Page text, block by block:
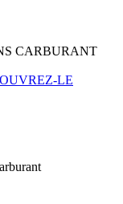
CARBURANT
LE